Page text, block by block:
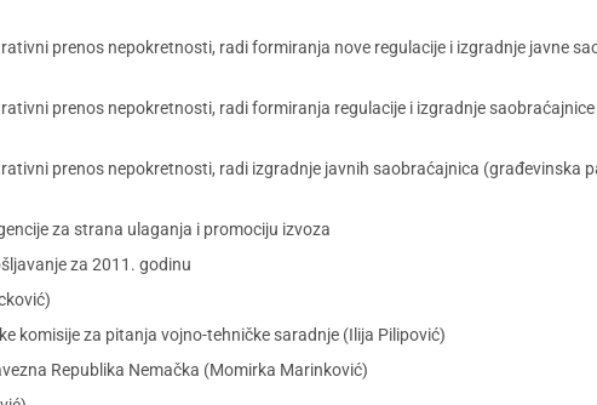
prenos nepokretnosti, radi formiranja nove regulacije i izgradnje javne
prenos nepokretnosti, radi formiranja regulacije i izgradnje saobraćajnice
prenos nepokretnosti, radi izgradnje javnih saobraćajnica (građevinska
za strana ulaganja i promociju izvoza
za 2011. godinu
komisije za pitanja vojno-tehničke saradnje (Ilija Pilipović)
Republika Nemačka (Momirka Marinković)